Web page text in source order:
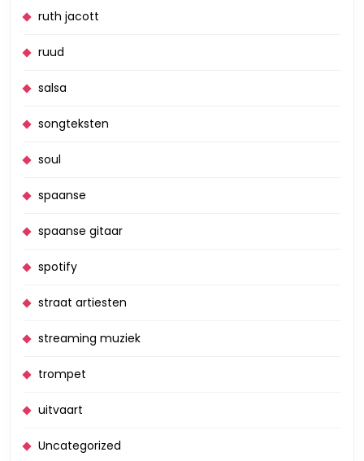
ruth jacott
ruud
salsa
songteksten
soul
spaanse
spaanse gitaar
spotify
straat artiesten
streaming muziek
trompet
uitvaart
Uncategorized